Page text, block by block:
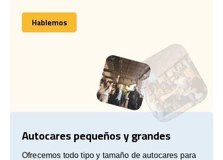
Hablemos
Hablemos
Autocares pequeños y grandes
Ofrecemos todo tipo y tamaño de autocares para